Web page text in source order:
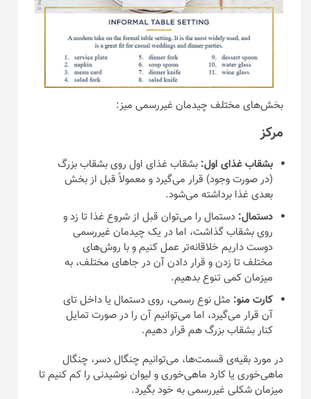
بخش‌های مختلف چیدمان غیررسمی میز:
مرکز
بشقاب غذای اول: بشقاب غذای اول روی بشقاب بزرگ
(در صورت وجود) قرار می‌گیرد و معمولاً قبل از بخش
بعدی غذا برداشته می‌شود.
دستمال: دستمال را می‌توان قبل از شروع غذا تا زد و
روی بشقاب گذاشت، اما در یک چیدمان غیررسمی
دوست داریم خلاقانه‌تر عمل کنیم و با روش‌های
مختلف تا زدن و قرار دادن آن در جا‌های مختلف، به
میزمان کمی تنوع بدهیم.
کارت منو: مثل نوع رسمی، روی دستمال یا داخل تای
آن قرار می‌گیرد، اما می‌توانیم آن را در صورت تمایل
کنار بشقاب بزرگ هم قرار دهیم.
در مورد بقیه‌ی قسمت‌ها، می‌توانیم چنگال دسر، چنگال
ماهی‌خوری یا کارد ماهی‌خوری و لیوان نوشیدنی را کم کنیم تا
میزمان شکلی غیررسمی به خود بگیرد.